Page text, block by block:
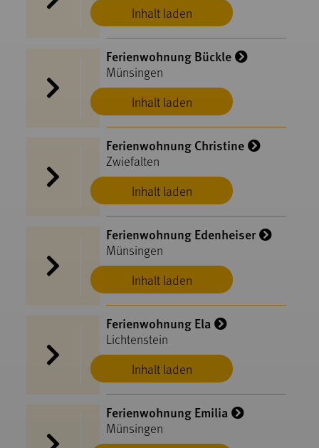
Inhalt laden
Inhalt laden
Ferienwohnung Bückle
Münsingen
Inhalt laden
Ferienwohnung Christine
Zwiefalten
Inhalt laden
Ferienwohnung Edenheiser
Münsingen
Inhalt laden
Ferienwohnung Ela
Lichtenstein
Ferienwohnung Emilia
Münsingen